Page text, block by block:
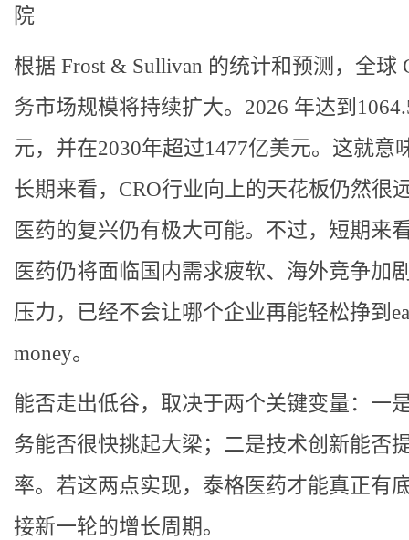
院
根据 Frost & Sullivan 的统计和预测，全球
务市场规模将持续扩大。2026 年达到
元，并在2030年超过1477亿美元。这就意
长期来看，CRO行业向上的天花板仍然很
医药的复兴仍有极大可能。不过，短期来
医药仍将面临国内需求疲软、海外竞争加
压力，已经不会让哪个企业再能轻松挣到
money。
能否走出低谷，取决于两个关键变量：一
务能否很快挑起大梁；二是技术创新能否
率。若这两点实现，泰格医药才能真正有
接新一轮的增长周期。